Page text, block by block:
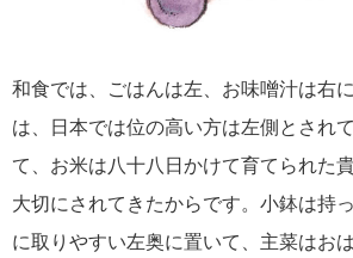
和食では、ごはんは左、お味噌汁は右
は、日本では位の高い方は左側とされ
て、お米は八十八日かけて育てられた
大切にされてきたからです。小鉢は持
に取りやすい左奥に置いて、主菜はお